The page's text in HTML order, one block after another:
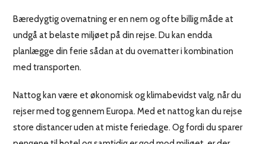
Bæredygtig overnatning er en nem og ofte billig måde at
undgå at belaste miljøet på din rejse. Du kan endda
planlægge din ferie sådan at du overnatter i kombination
med transporten.
Nattog kan være et økonomisk og klimabevidst valg, når du
rejser med tog gennem Europa. Med et nattog kan du rejse
store distancer uden at miste feriedage. Og fordi du sparer